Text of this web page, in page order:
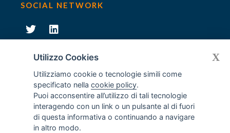
SOCIAL NETWORK
Diventa socio di AODV
© Tutti i diritti riservati AODV231- ® Marchio registrato
Associazione dei Componenti degli Organismi di Vigilanza
Utilizzo Cookies
Utilizziamo cookie o tecnologie simili come
specificato nellacookie policy.
Puoi acconsentire all’utilizzo di tali tecnologie
interagendo con un link o un pulsante al di fuori
di questa informativa o continuando a navigare
in altro modo.
X